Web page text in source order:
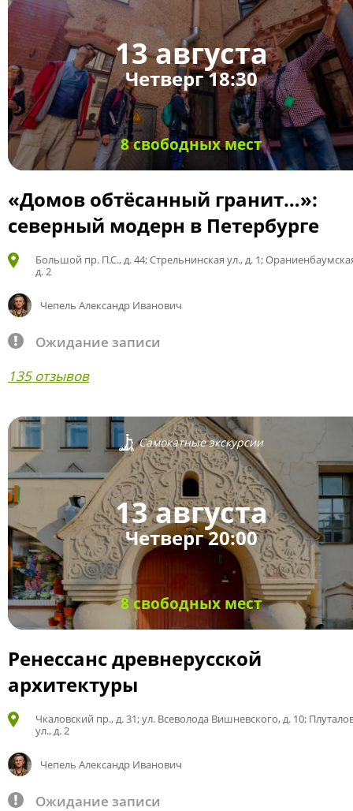
13 августа
Четверг 18:30
8 свободных мест
«Домов обтёсанный гранит…»:
северный модерн в Петербурге
Большой пр. П.С., д. 44; Стрельнинская ул., д. 1;
д. 2
Чепель Александр Иванович
Ожидание записи
135 отзывов
Самокатные экскурсии
13 августа
Четверг 20:00
8 свободных мест
Ренессанс древнерусской
архитектуры
Чкаловский пр., д. 31; ул. Всеволода Вишневского, д. 10;
ул., д. 2
Чепель Александр Иванович
Ожидание записи